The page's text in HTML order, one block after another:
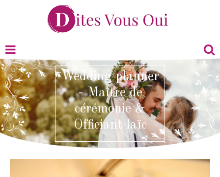
Wedding planner
- Maître de
cérémonie &
Officiant laïc